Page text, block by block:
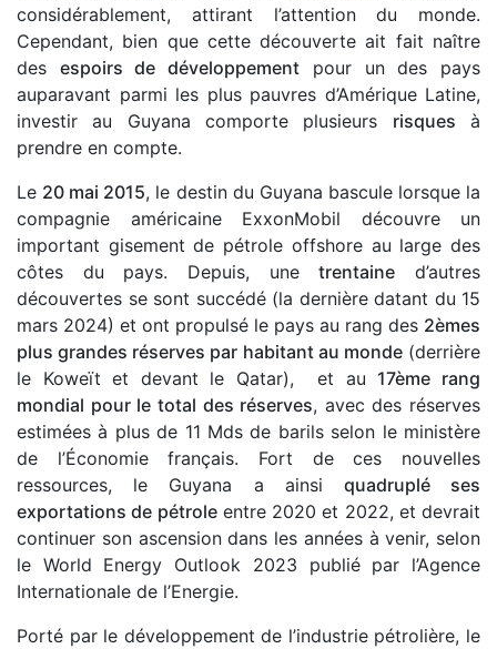
considérablement, attirant l’attention du monde.
Cependant, bien que cette découverte ait fait naître
des espoirs de développement pour un des pays
auparavant parmi les plus pauvres d’Amérique Latine,
investir au Guyana comporte plusieurs risques à
prendre en compte.
Le 20 mai 2015, le destin du Guyana bascule lorsque la
compagnie américaine ExxonMobil découvre un
important gisement de pétrole offshore au large des
côtes du pays. Depuis, unetrentaine d’autres
découvertes se sont succédé (la dernière datant du 15
mars 2024) et ont propulsé le pays au rang des 2èmes
plus grandes réserves par habitant au monde(derrière
le Koweït et devant le Qatar), et au 17ème rang
mondial pour le total des réserves, avec des réserves
estimées à plus de 11 Mds de barils selon le ministère
de l’Économie français. Fort de ces nouvelles
ressources, le Guyana a ainsi quadruplé ses
exportations de pétroleentre 2020 et 2022, et devrait
continuer son ascension dans les années à venir, selon
le World Energy Outlook 2023 publié par l’Agence
Internationale de l’Energie.
Porté par le développement de l’industrie pétrolière, le